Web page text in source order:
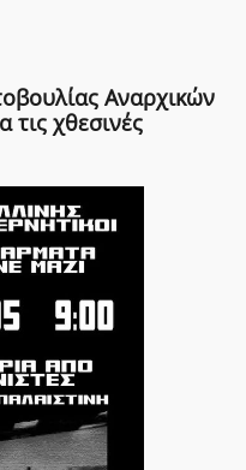
Αναρχικών
χθεσινές